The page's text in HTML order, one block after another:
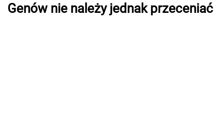
Genów nie należy jednak przeceniać